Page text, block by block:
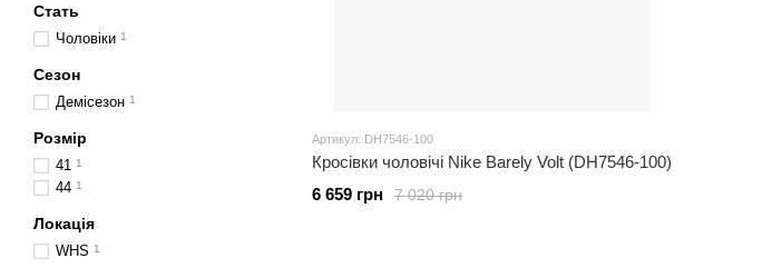
Артикул: DH7546-100
Кросівки чоловічі Nike Barely Volt (DH7546-100)
7 020 грн
6 659 грн
Стать
Чоловіки 1
Сезон
Демісезон 1
Розмір
41 1
44 1
Локація
WHS 1